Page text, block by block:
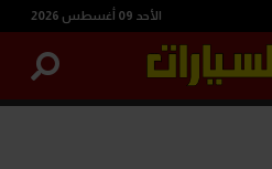
الأحد 09 أغسطس 2026